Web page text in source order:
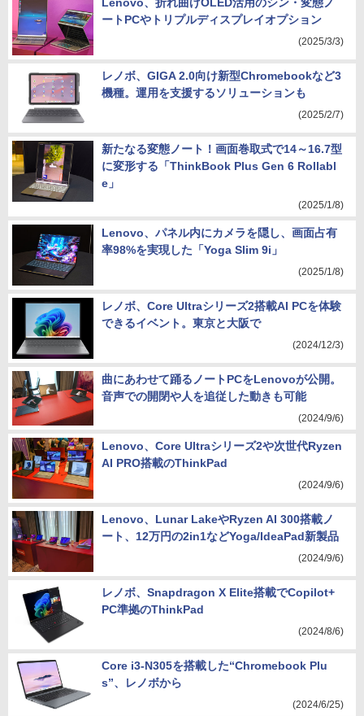
ートPCやトリプルディスプレイオプション
(2025/3/3)
レノボ、GIGA 2.0向け新型Chromebookなど3
機種。運用を支援するソリューションも
(2025/2/7)
新たなる変態ノート！画面巻取式で14～16.7型
に変形する「ThinkBook Plus Gen 6 Rollabl
e」
(2025/1/8)
Lenovo、パネル内にカメラを隠し、画面占有
率98%を実現した「Yoga Slim 9i」
(2025/1/8)
レノボ、Core Ultraシリーズ2搭載AI PCを体験
できるイベント。東京と大阪で
(2024/12/3)
曲にあわせて踊るノートPCをLenovoが公開。
音声での開閉や人を追従した動きも可能
(2024/9/6)
Lenovo、Core Ultraシリーズ2や次世代Ryzen
AI PRO搭載のThinkPad
(2024/9/6)
Lenovo、Lunar LakeやRyzen AI 300搭載ノ
ート、12万円の2in1などYoga/IdeaPad新製品
(2024/9/6)
レノボ、Snapdragon X Elite搭載でCopilot+
PC準拠のThinkPad
(2024/8/6)
Core i3-N305を搭載した“Chromebook Plu
s”、レノボから
(2024/6/25)